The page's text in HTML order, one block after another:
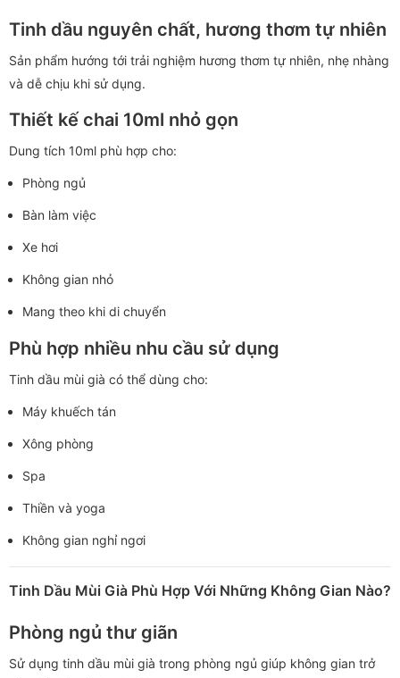
Tinh dầu nguyên chất, hương thơm tự nhiên
Sản phẩm hướng tới trải nghiệm hương thơm tự nhiên, nhẹ nhàng
và dễ chịu khi sử dụng.
Thiết kế chai 10ml nhỏ gọn
Dung tích 10ml phù hợp cho:
Phòng ngủ
Bàn làm việc
Xe hơi
Không gian nhỏ
Mang theo khi di chuyển
Phù hợp nhiều nhu cầu sử dụng
Tinh dầu mùi già có thể dùng cho:
Máy khuếch tán
Xông phòng
Spa
Thiền và yoga
Không gian nghỉ ngơi
Tinh Dầu Mùi Già Phù Hợp Với Những Không Gian Nào?
Phòng ngủ thư giãn
Sử dụng tinh dầu mùi già trong phòng ngủ giúp không gian trở